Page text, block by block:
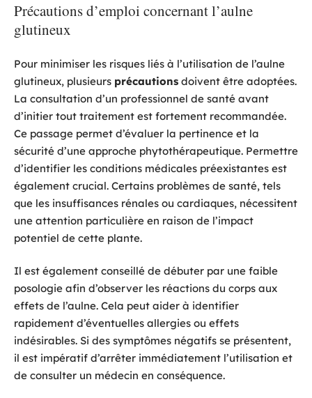
Précautions d’emploi concernant l’aulne
glutineux
Pour minimiser les risques liés à l’utilisation de l’aulne
glutineux, plusieurs précautions doivent être adoptées.
La consultation d’un professionnel de santé avant
d’initier tout traitement est fortement recommandée.
Ce passage permet d’évaluer la pertinence et la
sécurité d’une approche phytothérapeutique. Permettre
d’identifier les conditions médicales préexistantes est
également crucial. Certains problèmes de santé, tels
que les insuffisances rénales ou cardiaques, nécessitent
une attention particulière en raison de l’impact
potentiel de cette plante.
Il est également conseillé de débuter par une faible
posologie afin d’observer les réactions du corps aux
effets de l’aulne. Cela peut aider à identifier
rapidement d’éventuelles allergies ou effets
indésirables. Si des symptômes négatifs se présentent,
il est impératif d’arrêter immédiatement l’utilisation et
de consulter un médecin en conséquence.